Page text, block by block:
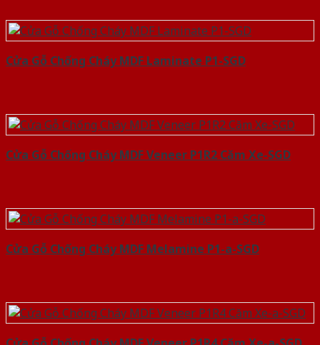
Cửa Gỗ Chống Cháy MDF Laminate P1-SGD
Cửa Gỗ Chống Cháy MDF Veneer P1R2 Căm Xe-SGD
Cửa Gỗ Chống Cháy MDF Melamine P1-a-SGD